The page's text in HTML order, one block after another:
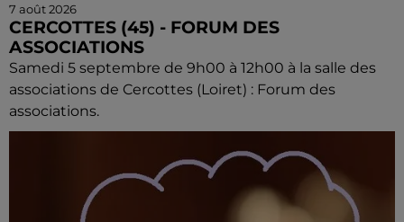
7 août 2026
CERCOTTES (45) - FORUM DES
ASSOCIATIONS
Samedi 5 septembre de 9h00 à 12h00 à la salle des
associations de Cercottes (Loiret) : Forum des
associations.